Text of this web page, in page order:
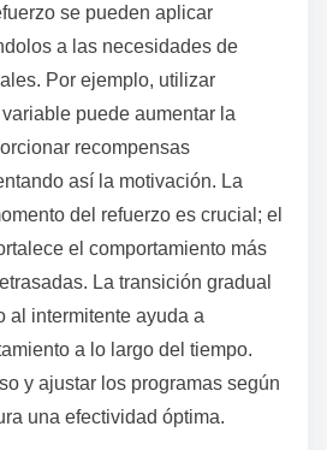
se pueden aplicar
a las necesidades de
Por ejemplo, utilizar
puede aumentar la
recompensas
así la motivación. La
del refuerzo es crucial; el
el comportamiento más
La transición gradual
al intermitente ayuda a
a lo largo del tiempo.
y ajustar los programas según
una efectividad óptima.